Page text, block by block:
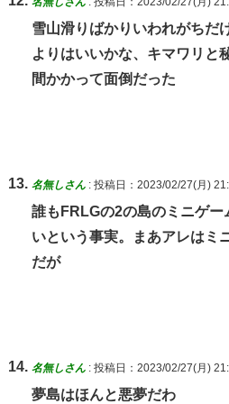
雪山滑りばかりいわれがちだ
よりはいいかな、キマワリと
間かかって面倒だった
名無しさん : 投稿日：2023/02/27(月)
誰もFRLGの2の島のミニゲ
いという事実。まあアレはミ
だが
名無しさん : 投稿日：2023/02/27(月)
夢島はほんと悪夢だわ